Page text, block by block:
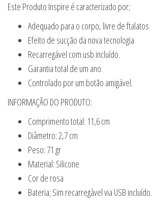
Este Produto Inspire é caracterizado por;
Adequado para o corpo, livre de ftalatos
Efeito de sucção da nova tecnologia
Recarregável com usb incluído.
Garantia total de um ano.
Controlado por um botão amigável.
INFORMAÇÃO DO PRODUTO:
Comprimento total: 11,6 cm
Diâmetro: 2,7 cm
Peso: 71 gr
Material: Silicone
Cor de rosa
Bateria; Sim recarregável via USB incluído.